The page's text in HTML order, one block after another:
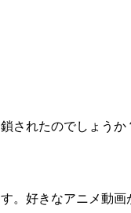
されたのでしょう
。好きなアニメ動